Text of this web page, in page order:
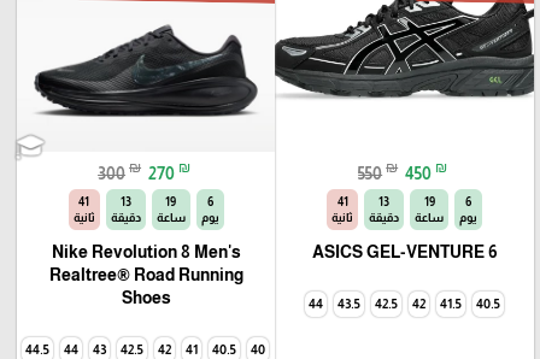
550 ₪ 450 ₪
6
يوم
19
ساعة
13
دقيقة
40
ثانية
ASICS GEL-VENTURE 6
40.5
41.5
42
42.5
43.5
44
300 ₪ 270 ₪
6
يوم
19
ساعة
13
دقيقة
40
ثانية
Nike Revolution 8 Men's
Realtree® Road Running
Shoes
40
40.5
41
42
42.5
43
44
44.5